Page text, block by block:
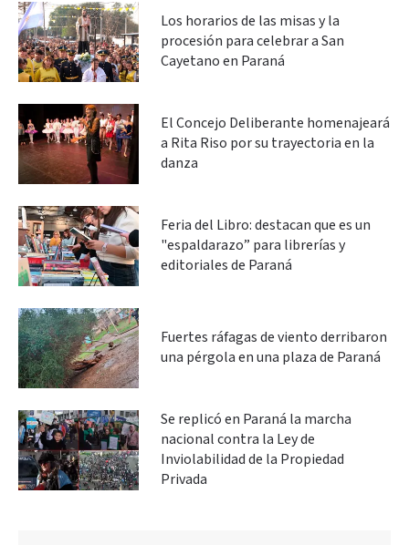
Los horarios de las misas y la
procesión para celebrar a San
Cayetano en Paraná
El Concejo Deliberante homenajeará
a Rita Riso por su trayectoria en la
danza
Feria del Libro: destacan que es un
"espaldarazo” para librerías y
editoriales de Paraná
Fuertes ráfagas de viento derribaron
una pérgola en una plaza de Paraná
Se replicó en Paraná la marcha
nacional contra la Ley de
Inviolabilidad de la Propiedad
Privada